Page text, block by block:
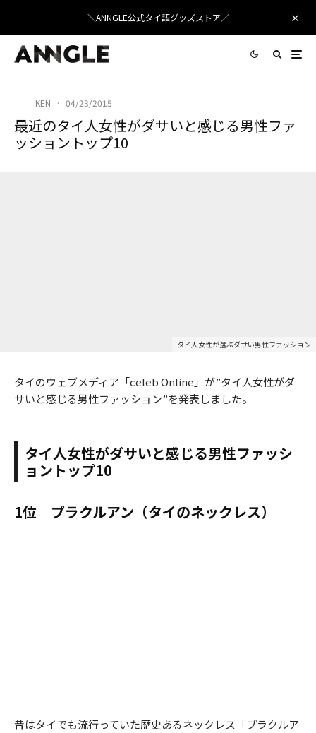
＼ANNGLE公式タイ語グッズストア／
KEN · 04/23/2015
最近のタイ人女性がダサいと感じる男性ファ
ッショントップ10
タイ人女性が選ぶダサい男性ファッション
タイのウェブメディア「celeb Online」が”タイ人女性がダ
サいと感じる男性ファッション”を発表しました。
タイ人女性がダサいと感じる男性ファッシ
ョントップ10
1位 プラクルアン（タイのネックレス）
昔はタイでも流行っていた歴史あるネックレス「プラクルア